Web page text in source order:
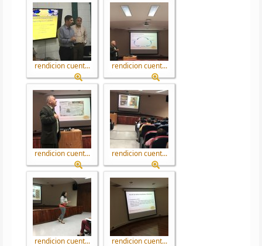
rendicion cuent... rendicion cuent...
rendicion cuent... rendicion cuent...
rendicion cuent... rendicion cuent...